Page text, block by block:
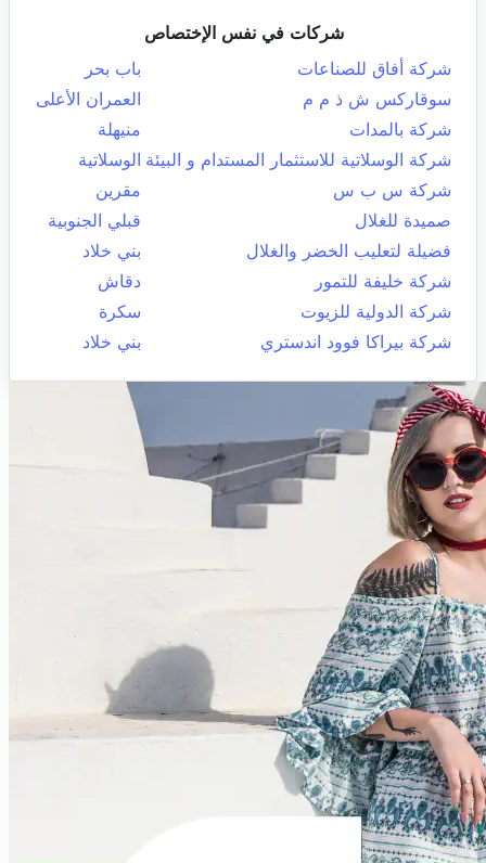
شركات في نفس الإختصاص
شركة أفاق للصناعات
باب بحر
سوقاركس ش ذ م م
العمران الأعلى
شركة بالمدات
منيهلة
شركة الوسلاتية للاستثمار المستدام و البيئة الوسلاتية
شركة س ب س
مقرين
صميدة للغلال
قبلي الجنوبية
فضيلة لتعليب الخضر والغلال
بني خلاد
شركة خليفة للتمور
دقاش
شركة الدولية للزيوت
سكرة
شركة بيراكا فوود اندستري
بني خلاد